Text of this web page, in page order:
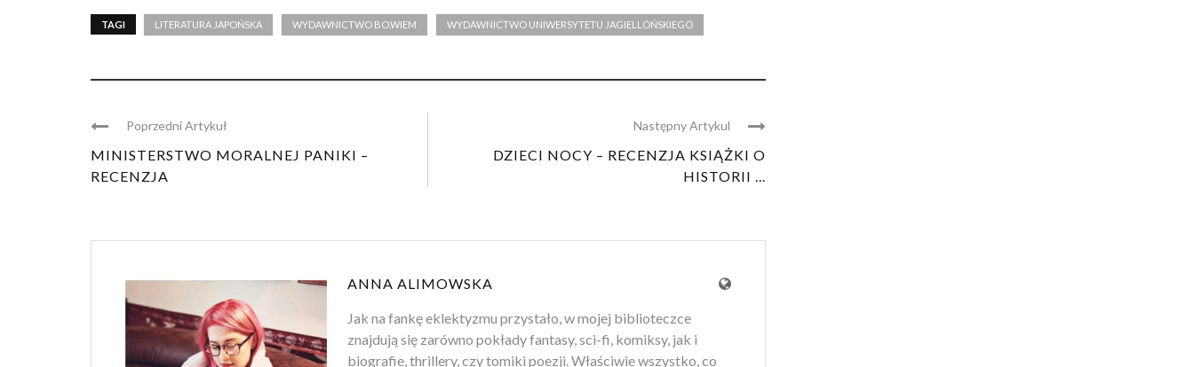
TAGI LITERATURA JAPOŃSKA WYDAWNICTWO BO.WIEM WYDAWNICTWO UNIWERSYTETU JAGIELLOŃSKIEGO
Poprzedni Artykuł
MINISTERSTWO MORALNEJ PANIKI –
RECENZJA
Następny Artykul
DZIECI NOCY – RECENZJA KSIĄŻKI O
HISTORII ...
ANNA ALIMOWSKA
Jak na fankę eklektyzmu przystało, w mojej biblioteczce
znajdują się zarówno pokłady fantasy, sci-fi, komiksy, jak i
biografie, thrillery, czy tomiki poezji. Właściwie wszystko, co